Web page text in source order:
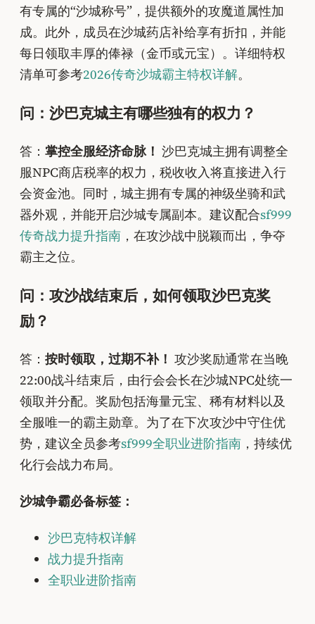
有专属的“沙城称号”，提供额外的攻魔道属性加
成。此外，成员在沙城药店补给享有折扣，并能
每日领取丰厚的俸禄（金币或元宝）。详细特权
清单可参考2026传奇沙城霸主特权详解。
问：沙巴克城主有哪些独有的权力？
答： 掌控全服经济命脉！ 沙巴克城主拥有调整全
服NPC商店税率的权力，税收收入将直接进入行
会资金池。同时，城主拥有专属的神级坐骑和武
器外观，并能开启沙城专属副本。建议配合sf999
传奇战力提升指南 ，在攻沙战中脱颖而出，争夺
霸主之位。
问：攻沙战结束后，如何领取沙巴克奖
励？
答： 按时领取，过期不补！ 攻沙奖励通常在当晚
22:00战斗结束后，由行会会长在沙城NPC处统一
领取并分配。奖励包括海量元宝、稀有材料以及
全服唯一的霸主勋章。为了在下次攻沙中守住优
势，建议全员参考sf999全职业进阶指南 ，持续优
化行会战力布局。
沙城争霸必备标签：
沙巴克特权详解
战力提升指南
全职业进阶指南